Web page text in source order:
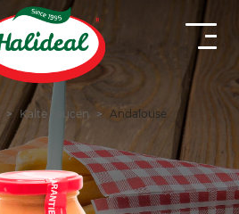
Kalte Saucen Andalouse